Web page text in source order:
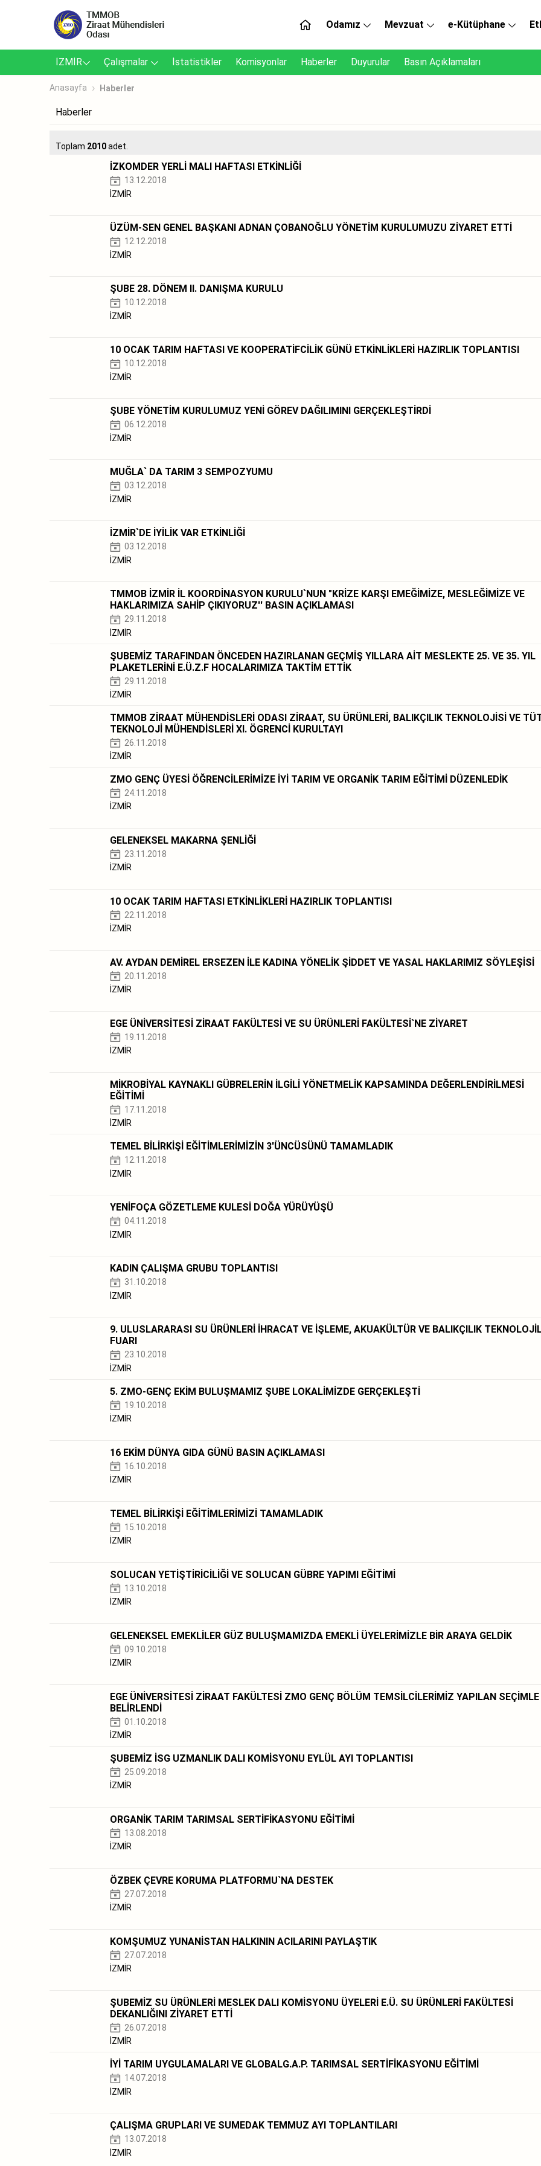
Odamız Mevzuat e-Kütüphane
İZMİR Çalışmalar İstatistikler Komisyonlar Haberler Duyurular Basın Açıklamaları
Anasayfa Haberler
Haberler
Toplam 2010adet.
İZKOMDER YERLİ MALI HAFTASI ETKİNLİĞİ
13.12.2018
İZMİR
ÜZÜM-SEN GENEL BAŞKANI ADNAN ÇOBANOĞLU YÖNETİM KURULUMUZU ZİYARET ETTİ
12.12.2018
İZMİR
ŞUBE 28. DÖNEM II. DANIŞMA KURULU
10.12.2018
İZMİR
10 OCAK TARIM HAFTASI VE KOOPERATİFCİLİK GÜNÜ ETKİNLİKLERİ HAZIRLIK TOPLANTISI
10.12.2018
İZMİR
ŞUBE YÖNETİM KURULUMUZ YENİ GÖREV DAĞILIMINI GERÇEKLEŞTİRDİ
06.12.2018
İZMİR
MUĞLA` DA TARIM 3 SEMPOZYUMU
03.12.2018
İZMİR
İZMİR`DE İYİLİK VAR ETKİNLİĞİ
03.12.2018
İZMİR
TMMOB İZMİR İL KOORDİNASYON KURULU`NUN "KRİZE KARŞI EMEĞİMİZE, MESLEĞİMİZE VE
HAKLARIMIZA SAHİP ÇIKIYORUZ'' BASIN AÇIKLAMASI
29.11.2018
İZMİR
ŞUBEMİZ TARAFINDAN ÖNCEDEN HAZIRLANAN GEÇMİŞ YILLARA AİT MESLEKTE 25. VE 35. YIL
PLAKETLERİNİ E.Ü.Z.F HOCALARIMIZA TAKTİM ETTİK
29.11.2018
İZMİR
TMMOB ZİRAAT MÜHENDİSLERİ ODASI ZİRAAT, SU ÜRÜNLERİ, BALIKÇILIK TEKNOLOJİSİ VE
TEKNOLOJİ MÜHENDİSLERİ XI. ÖGRENCİ KURULTAYI
26.11.2018
İZMİR
ZMO GENÇ ÜYESİ ÖĞRENCİLERİMİZE İYİ TARIM VE ORGANİK TARIM EĞİTİMİ DÜZENLEDİK
24.11.2018
İZMİR
GELENEKSEL MAKARNA ŞENLİĞİ
23.11.2018
İZMİR
10 OCAK TARIM HAFTASI ETKİNLİKLERİ HAZIRLIK TOPLANTISI
22.11.2018
İZMİR
AV. AYDAN DEMİREL ERSEZEN İLE KADINA YÖNELİK ŞİDDET VE YASAL HAKLARIMIZ SÖYLEŞİSİ
20.11.2018
İZMİR
EGE ÜNİVERSİTESİ ZİRAAT FAKÜLTESİ VE SU ÜRÜNLERİ FAKÜLTESİ`NE ZİYARET
19.11.2018
İZMİR
MİKROBİYAL KAYNAKLI GÜBRELERİN İLGİLİ YÖNETMELİK KAPSAMINDA DEĞERLENDİRİLMESİ
EĞİTİMİ
17.11.2018
İZMİR
TEMEL BİLİRKİŞİ EĞİTİMLERİMİZİN 3'ÜNCÜSÜNÜ TAMAMLADIK
12.11.2018
İZMİR
YENİFOÇA GÖZETLEME KULESİ DOĞA YÜRÜYÜŞÜ
04.11.2018
İZMİR
KADIN ÇALIŞMA GRUBU TOPLANTISI
31.10.2018
İZMİR
9. ULUSLARARASI SU ÜRÜNLERİ İHRACAT VE İŞLEME, AKUAKÜLTÜR VE BALIKÇILIK
FUARI
23.10.2018
İZMİR
5. ZMO-GENÇ EKİM BULUŞMAMIZ ŞUBE LOKALİMİZDE GERÇEKLEŞTİ
19.10.2018
İZMİR
16 EKİM DÜNYA GIDA GÜNÜ BASIN AÇIKLAMASI
16.10.2018
İZMİR
TEMEL BİLİRKİŞİ EĞİTİMLERİMİZİ TAMAMLADIK
15.10.2018
İZMİR
SOLUCAN YETİŞTİRİCİLİĞİ VE SOLUCAN GÜBRE YAPIMI EĞİTİMİ
13.10.2018
İZMİR
GELENEKSEL EMEKLİLER GÜZ BULUŞMAMIZDA EMEKLİ ÜYELERİMİZLE BİR ARAYA GELDİK
09.10.2018
İZMİR
EGE ÜNİVERSİTESİ ZİRAAT FAKÜLTESİ ZMO GENÇ BÖLÜM TEMSİLCİLERİMİZ YAPILAN SEÇİMLE
BELİRLENDİ
01.10.2018
İZMİR
ŞUBEMİZ İSG UZMANLIK DALI KOMİSYONU EYLÜL AYI TOPLANTISI
25.09.2018
İZMİR
ORGANİK TARIM TARIMSAL SERTİFİKASYONU EĞİTİMİ
13.08.2018
İZMİR
ÖZBEK ÇEVRE KORUMA PLATFORMU`NA DESTEK
27.07.2018
İZMİR
KOMŞUMUZ YUNANİSTAN HALKININ ACILARINI PAYLAŞTIK
27.07.2018
İZMİR
ŞUBEMİZ SU ÜRÜNLERİ MESLEK DALI KOMİSYONU ÜYELERİ E.Ü. SU ÜRÜNLERİ FAKÜLTESİ
DEKANLIĞINI ZİYARET ETTİ
26.07.2018
İZMİR
İYİ TARIM UYGULAMALARI VE GLOBALG.A.P. TARIMSAL SERTİFİKASYONU EĞİTİMİ
14.07.2018
İZMİR
ÇALIŞMA GRUPLARI VE SUMEDAK TEMMUZ AYI TOPLANTILARI
13.07.2018
İZMİR